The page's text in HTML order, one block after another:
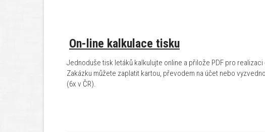
On-line kalkulace tisku
Jednoduše tisk letáků kalkulujte online a přilože PDF pro realizaci
Zakázku můžete zaplatit kartou, převodem na účet nebo
(6x v ČR).